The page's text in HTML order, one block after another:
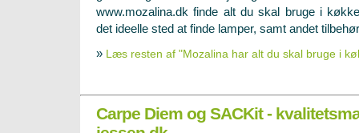
www.mozalina.dk finde alt du skal bruge i
det ideelle sted at finde lamper, samt andet
» Læs resten af "Mozalina har alt du skal bruge i
Carpe Diem og SACKit -